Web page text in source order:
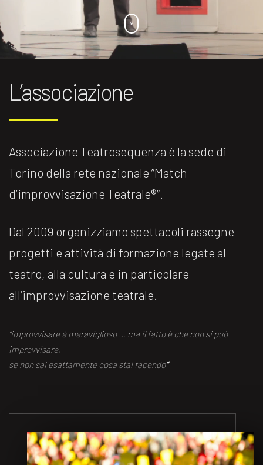
L’associazione
Associazione Teatrosequenza è la sede di
Torino della rete nazionale ”Match
d’improvvisazione Teatrale®️“.
Dal 2009 organizziamo spettacoli rassegne
progetti e attività di formazione legate al
teatro, alla cultura e in particolare
all’improvvisazione teatrale.
“improvvisare è meraviglioso … ma il fatto è che non si può
improvvisare,
se non sai esattamente cosa stai facendo“